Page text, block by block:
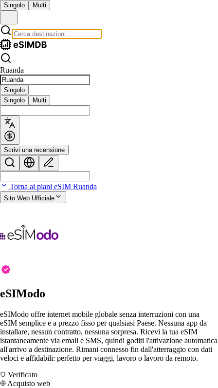
Singolo Multi
Ruanda
Singolo
Singolo
Multi
Scrivi una recensione
Torna ai piani eSIM Ruanda
Sito Web Ufficiale
eSIModo
eSIModo offre internet mobile globale senza interruzioni con una
eSIM semplice e a prezzo fisso per qualsiasi Paese. Nessuna app da
installare, nessun contratto, nessuna sorpresa. Ricevi la tua eSIM
istantaneamente via email e SMS, quindi goditi l'attivazione automatica
all'arrivo a destinazione. Rimani connesso fin dall'atterraggio con dati
veloci e affidabili: perfetto per viaggi, lavoro o lavoro da remoto.
Verificato
Acquisto web